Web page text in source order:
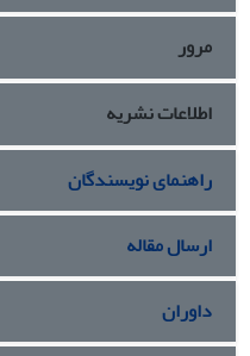
مرور
اطلاعات نشریه
راهنمای نویسندگان
ارسال مقاله
داوران